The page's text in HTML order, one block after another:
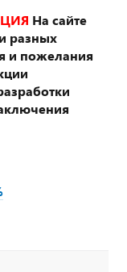
На сайте
разных
и пожелания